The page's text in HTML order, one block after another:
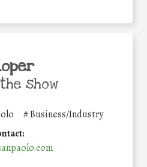
show
#Business/Industry